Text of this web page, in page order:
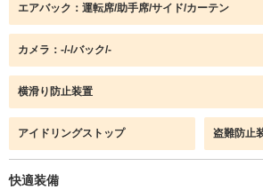
エアバック：運転席/助手席/サイド/カーテン
カメラ：-/-/バック/-
横滑り防止装置
アイドリングストップ 盗難防止
快適装備